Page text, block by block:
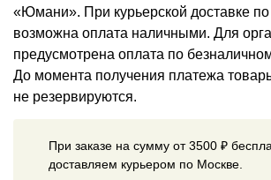
«Юмани». При курьерской доставке
возможна оплата наличными. Для
предусмотрена оплата по
До момента получения платежа
не резервируются.
При заказе на сумму от 3500 ₽
доставляем курьером по Москве.